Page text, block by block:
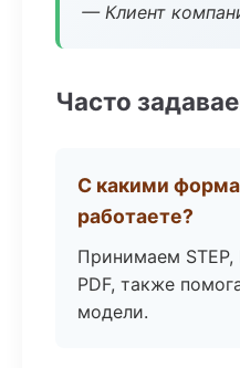
— Клиент
Часто
С какими
работаете?
Принимаем STEP,
PDF, также
модели.